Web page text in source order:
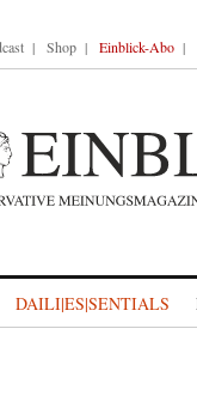
Shop Einblick-Abo
DAILI|ES|SENTIALS